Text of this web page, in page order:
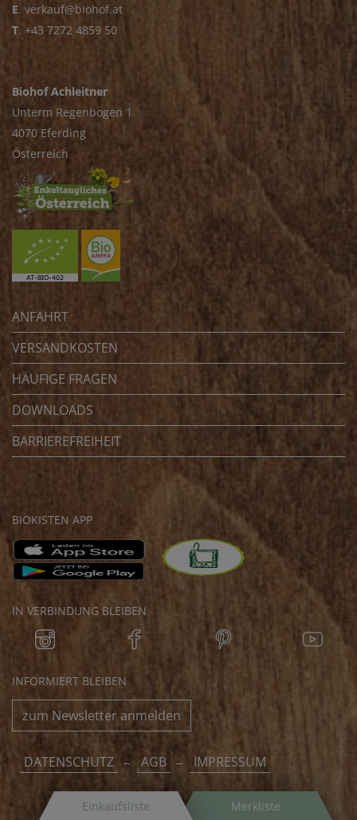
Einkaufsliste Merkliste
E. verkauf@biohof.at
T. +43 7272 4859 50
Biohof Achleitner
Unterm Regenbogen 1
4070 Eferding
Österreich
ANFAHRT
VERSANDKOSTEN
HÄUFIGE FRAGEN
DOWNLOADS
BARRIEREFREIHEIT
BIOKISTEN APP
IN VERBINDUNG BLEIBEN
INFORMIERT BLEIBEN
zum Newsletter anmelden
DATENSCHUTZ AGB IMPRESSUM